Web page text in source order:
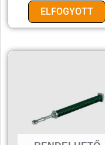
ELFOGYOTT